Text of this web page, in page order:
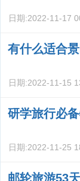
日期:2022-11-17
有什么适合
日期:2022-11-15
研学旅行必
日期:2022-11-25
邮轮旅游53